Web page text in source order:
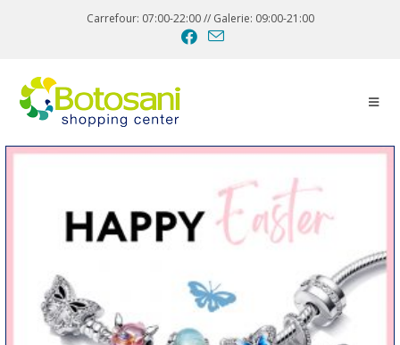
Carrefour: 07:00-22:00 // Galerie: 09:00-21:00